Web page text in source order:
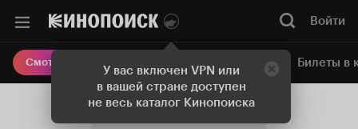
У вас включен VPN или
в вашей стране доступен
не весь каталог Кинопоиска
Войти
Смотреть кино Онлайн-кинотеатр Билеты в